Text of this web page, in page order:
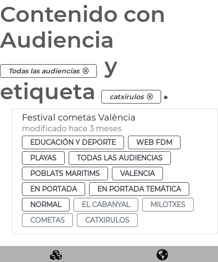
Contenido con
Audiencia
Todas las audiencias
y
etiqueta
catxirulos .
Festival cometas València
modificado hace 3 meses
EDUCACIÓN Y DEPORTE
WEB FDM
PLAYAS
TODAS LAS AUDIENCIAS
POBLATS MARITIMS
VALENCIA
EN PORTADA
EN PORTADA TEMÁTICA
NORMAL
EL CABANYAL
MILOTXES
COMETAS
CATXIRULOS